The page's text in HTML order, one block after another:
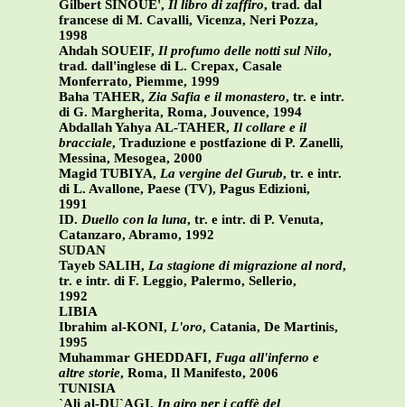
Gilbert SINOUE', Il libro di zaffiro, trad. dal
francese di M. Cavalli, Vicenza, Neri Pozza,
1998
Ahdah SOUEIF, Il profumo delle notti sul Nilo,
trad. dall'inglese di L. Crepax, Casale
Monferrato, Piemme, 1999
Baha TAHER, Zia Safia e il monastero, tr. e intr.
di G. Margherita, Roma, Jouvence, 1994
Abdallah Yahya AL-TAHER, Il collare e il
bracciale, Traduzione e postfazione di P. Zanelli,
Messina, Mesogea, 2000
Magid TUBIYA, La vergine del Gurub, tr. e intr.
di L. Avallone, Paese (TV), Pagus Edizioni,
1991
ID. Duello con la luna, tr. e intr. di P. Venuta,
Catanzaro, Abramo, 1992
SUDAN
Tayeb SALIH, La stagione di migrazione al nord,
tr. e intr. di F. Leggio, Palermo, Sellerio,
1992
LIBIA
Ibrahim al-KONI, L'oro, Catania, De Martinis,
1995
Muhammar GHEDDAFI, Fuga all'inferno e
altre storie, Roma, Il Manifesto, 2006
TUNISIA
`Ali al-DU`AGI, In giro per i caffè del